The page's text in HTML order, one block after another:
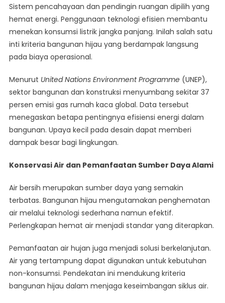
Sistem pencahayaan dan pendingin ruangan dipilih yang
hemat energi. Penggunaan teknologi efisien membantu
menekan konsumsi listrik jangka panjang. Inilah salah satu
inti kriteria bangunan hijau yang berdampak langsung
pada biaya operasional.
Menurut United Nations Environment Programme(UNEP),
sektor bangunan dan konstruksi menyumbang sekitar 37
persen emisi gas rumah kaca global. Data tersebut
menegaskan betapa pentingnya efisiensi energi dalam
bangunan. Upaya kecil pada desain dapat memberi
dampak besar bagi lingkungan.
Konservasi Air dan Pemanfaatan Sumber Daya Alami
Air bersih merupakan sumber daya yang semakin
terbatas. Bangunan hijau mengutamakan penghematan
air melalui teknologi sederhana namun efektif.
Perlengkapan hemat air menjadi standar yang diterapkan.
Pemanfaatan air hujan juga menjadi solusi berkelanjutan.
Air yang tertampung dapat digunakan untuk kebutuhan
non-konsumsi. Pendekatan ini mendukung kriteria
bangunan hijau dalam menjaga keseimbangan siklus air.